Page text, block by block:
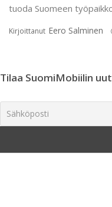
tuoda Suomeen
Kirjoittanut Eero Salminen
Tilaa SuomiMobiilin